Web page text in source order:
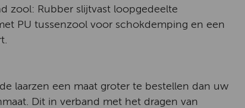
zool: Rubber slijtvast loopgedeelte
PU tussenzool voor schokdemping en een
laarzen een maat groter te bestellen dan uw
Dit in verband met het dragen van